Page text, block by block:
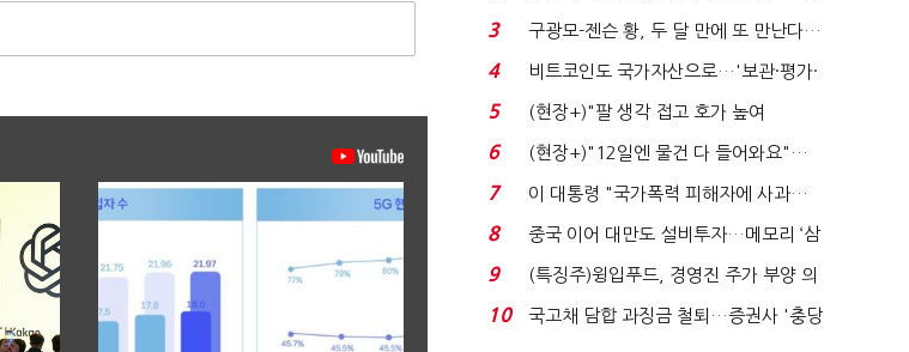
청래 "반명 공세 사...
3
구광모-젠슨 황, 두 달 만에 또 만난다…
로봇·AI 등 논...
4
비트코인도 국가자산으로…'보관·평가·
처분' 기준은 ...
5
(현장+)"팔 생각 접고 호가 높여
요"…'덜 똘똘한 한 채' 20...
6
(현장+)"12일엔 물건 다 들어와요"…
빈 매대 채우며 문 연 ...
7
이 대통령 "국가폭력 피해자에 사과…
적극적 조사로 진...
8
중국 이어 대만도 설비투자…메모리 ‘삼
국전쟁’
9
(특징주)윙입푸드, 경영진 주가 부양 의
지에 상한가...
10
국고채 담합 과징금 철퇴…증권사 '충당